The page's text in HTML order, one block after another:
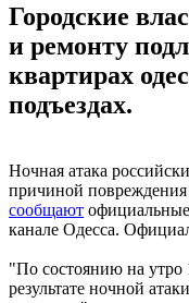
Городские
и ремонту
квартирах
подъездах.
Ночная атака
причиной
сообщают
канале Одесса.
"По состоянию на утро
результате ночной